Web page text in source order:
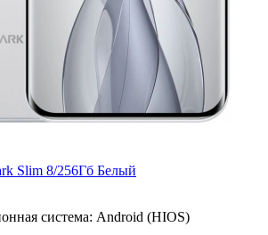
Slim 8/256Гб Белый
система: Android (HIOS)